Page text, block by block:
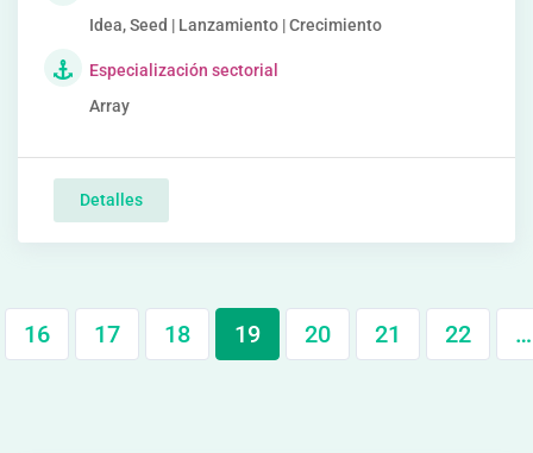
Idea, Seed | Lanzamiento | Crecimiento
Especialización sectorial
Array
Detalles
16 17 18 19 20 21 22 …